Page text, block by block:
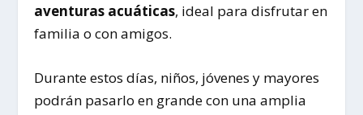
aventuras acuáticas, ideal para disfrutar en
familia o con amigos.
Durante estos días, niños, jóvenes y mayores
podrán pasarlo en grande con una amplia